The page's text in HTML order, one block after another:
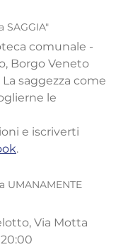
SAGGIA"
comunale -
Borgo Veneto
La saggezza come
le
e iscriverti
.
UMANAMENTE
Via Motta
20:00